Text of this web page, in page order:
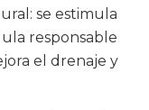
se estimula
responsable
el drenaje y